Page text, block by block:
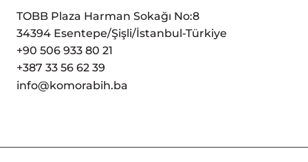
TOBB Plaza Harman Sokağı No:8
34394 Esentepe/Şişli/İstanbul-Türkiye
+90 506 933 80 21
+387 33 56 62 39
info@komorabih.ba